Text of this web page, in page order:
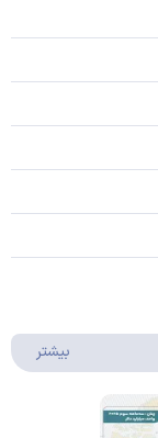
بیشتر